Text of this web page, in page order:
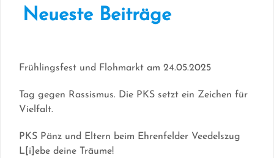
Neueste Beiträge
Frühlingsfest und Flohmarkt am 24.05.2025
Tag gegen Rassismus. Die PKS setzt ein Zeichen für
Vielfalt.
PKS Pänz und Eltern beim Ehrenfelder Veedelszug
L[i]ebe deine Träume!